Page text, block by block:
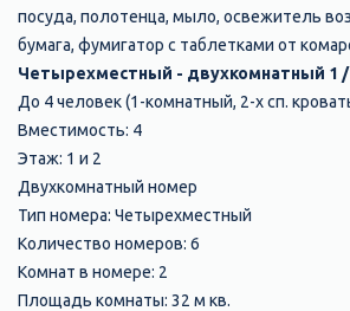
посуда, полотенца, мыло, освежитель
бумага, фумигатор с таблетками от
Четырехместный - двухкомнатный 1 /
До 4 человек (1-комнатный, 2-х сп.
Вместимость: 4
Этаж: 1 и 2
Двухкомнатный номер
Тип номера: Четырехместный
Количество номеров: 6
Комнат в номере: 2
Площадь комнаты: 32 м кв.